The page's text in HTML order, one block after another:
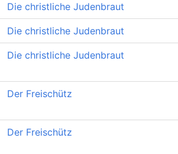
Die christliche Judenbraut
Die christliche Judenbraut
Die christliche Judenbraut
Der Freischütz
Der Freischütz